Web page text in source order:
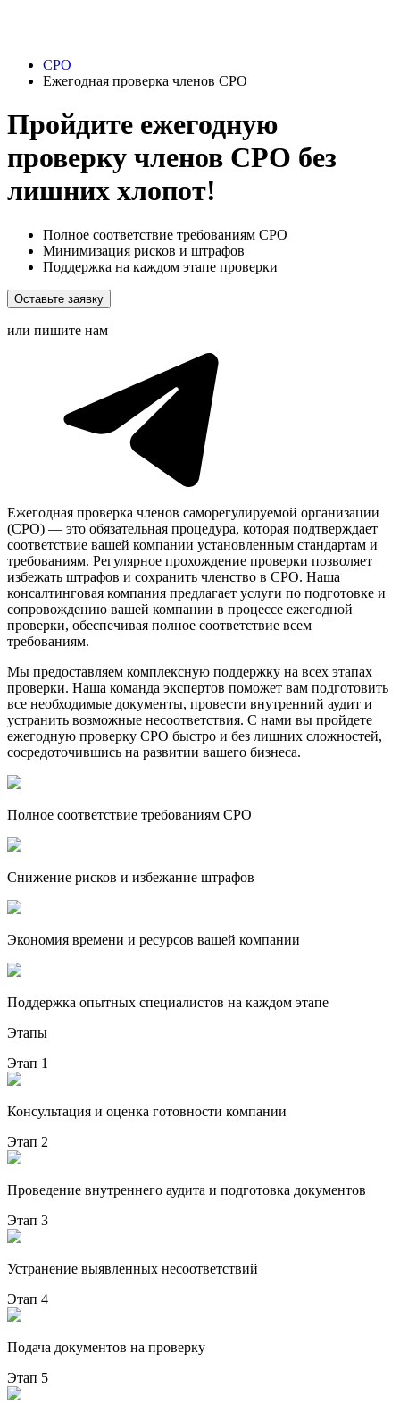
СРО
Ежегодная проверка членов СРО
Пройдите ежегодную
проверку членов СРО без
лишних хлопот!
Полное соответствие требованиям СРО
Минимизация рисков и штрафов
Поддержка на каждом этапе проверки
Оставьте заявку
или пишите нам
Ежегодная проверка членов саморегулируемой организации
(СРО) — это обязательная процедура, которая подтверждает
соответствие вашей компании установленным стандартам и
требованиям. Регулярное прохождение проверки позволяет
избежать штрафов и сохранить членство в СРО. Наша
консалтинговая компания предлагает услуги по подготовке и
сопровождению вашей компании в процессе ежегодной
проверки, обеспечивая полное соответствие всем
требованиям.
Мы предоставляем комплексную поддержку на всех этапах
проверки. Наша команда экспертов поможет вам подготовить
все необходимые документы, провести внутренний аудит и
устранить возможные несоответствия. С нами вы пройдете
ежегодную проверку СРО быстро и без лишних сложностей,
сосредоточившись на развитии вашего бизнеса.
Полное соответствие требованиям СРО
Снижение рисков и избежание штрафов
Экономия времени и ресурсов вашей компании
Поддержка опытных специалистов на каждом этапе
Этапы
Этап 1
Консультация и оценка готовности компании
Этап 2
Проведение внутреннего аудита и подготовка документов
Этап 3
Устранение выявленных несоответствий
Этап 4
Подача документов на проверку
Этап 5